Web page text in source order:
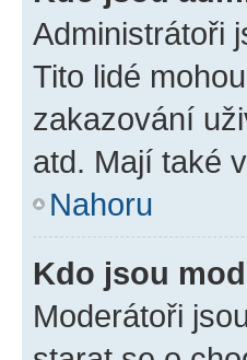
Administrátoři
Tito lidé
zakazování
atd. Mají také
Nahoru
Kdo jsou
Moderátoři